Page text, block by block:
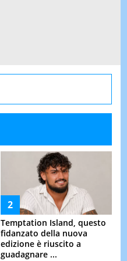
Temptation Island, questo
fidanzato della nuova
edizione è riuscito a
guadagnare ...